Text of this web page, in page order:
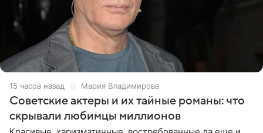
15 часов назад Мария Владимирова
Советские актеры и их тайные романы: что
скрывали любимцы миллионов